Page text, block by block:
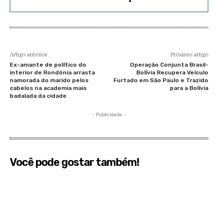
Artigo anterior
Ex-amante de político do
interior de Rondônia arrasta
namorada do marido pelos
cabelos na academia mais
badalada da cidade
Próximo artigo
Operação Conjunta Brasil-
Bolívia Recupera Veículo
Furtado em São Paulo e Trazido
para a Bolívia
- Publicidade -
Você pode gostar também!